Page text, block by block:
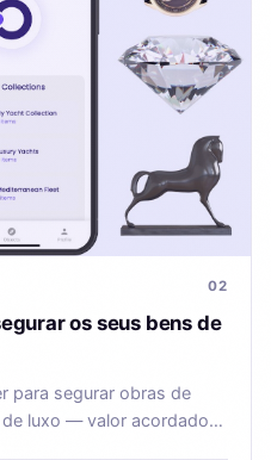
02
os seus bens de
para segurar obras de
luxo — valor acordado,